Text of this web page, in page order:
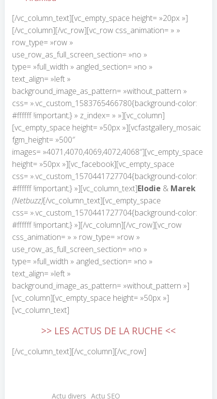
[/vc_column_text][vc_empty_space height= »20px »]
[/vc_column][/vc_row][vc_row css_animation= » »
row_type= »row »
use_row_as_full_screen_section= »no »
type= »full_width » angled_section= »no »
text_align= »left »
background_image_as_pattern= »without_pattern »
css= ».vc_custom_1583765466780{background-color:
#ffffff !important;} » z_index= » »][vc_column]
[vc_empty_space height= »50px »][vcfastgallery_mosaic
fgm_height= »500″
images= »4071,4070,4069,4072,4068″][vc_empty_space
height= »50px »][vc_facebook][vc_empty_space
css= ».vc_custom_1570441727704{background-color:
#ffffff !important;} »][vc_column_text]Elodie & Marek
(Netbuzz)[/vc_column_text][vc_empty_space
css= ».vc_custom_1570441727704{background-color:
#ffffff !important;} »][/vc_column][/vc_row][vc_row
css_animation= » » row_type= »row »
use_row_as_full_screen_section= »no »
type= »full_width » angled_section= »no »
text_align= »left »
background_image_as_pattern= »without_pattern »]
[vc_column][vc_empty_space height= »50px »]
[vc_column_text]
>> LES ACTUS DE LA RUCHE <<
[/vc_column_text][/vc_column][/vc_row]
Actu divers Actu SEO